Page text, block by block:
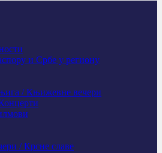
и Србе у региону
/ Књижевне вечери
/ Крсне славе